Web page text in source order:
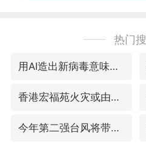
热门
用AI造出新病毒意味着什么
香港宏福苑火灾或由烟头引起
今年第二强台风将带来多大影响